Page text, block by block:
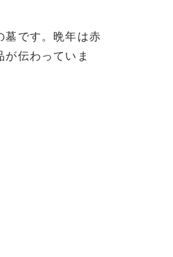
墓です。晩年は赤
伝わっていま